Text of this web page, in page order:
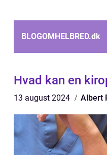
BLOGOMHELBRED.dk
Hvad kan en
13 august 2024 Albert